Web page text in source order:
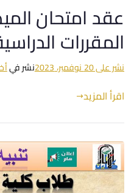
عقد امتحان
المقررات
نشر على20 نوفمبر، 2023 نشر في
اقرأ المزيد